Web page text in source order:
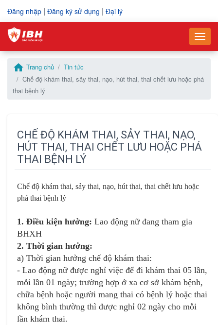
Đăng nhập | Đăng ký sử dụng | Đại lý
home Trang chủ
Tin tức
Chế độ khám thai, sảy thai, nạo, hút thai, thai chết lưu hoặc phá
thai bệnh lý
CHẾ ĐỘ KHÁM THAI, SẢY THAI, NẠO,
HÚT THAI, THAI CHẾT LƯU HOẶC PHÁ
THAI BỆNH LÝ
Chế độ khám thai, sảy thai, nạo, hút thai, thai chết lưu hoặc
phá thai bệnh lý
1. Điều kiện hưởng: Lao động nữ đang tham gia
BHXH
2. Thời gian hưởng:
a) Thời gian hưởng chế độ khám thai:
- Lao động nữ được nghỉ việc để đi khám thai 05 lần,
mỗi lần 01 ngày; trường hợp ở xa cơ sở khám bệnh,
chữa bệnh hoặc người mang thai có bệnh lý hoặc thai
không bình thường thì được nghỉ 02 ngày cho mỗi
lần khám thai.
–
Vui lòng điền thông tin yêu cầu mua hàng
Mã số thuế
Họ và tên người liên hệ*
Số điện thoại*
Email*
Địa chỉ doanh nghiệp*
Chọn sản phẩm/dịch vụ mua
–
Điền thông tin để gửi yêu cầu hỗ trợ
Mã số thuế
Số điện thoại *
Email*
Chọn dịch vụ cần hỗ trợ
Danh mục hỗ trợ*
Loại yêu cầu*